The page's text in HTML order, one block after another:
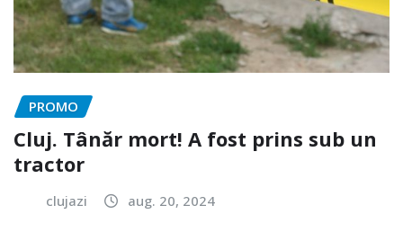
PROMO
Cluj. Tânăr mort! A fost prins sub un
tractor
clujazi aug. 20, 2024